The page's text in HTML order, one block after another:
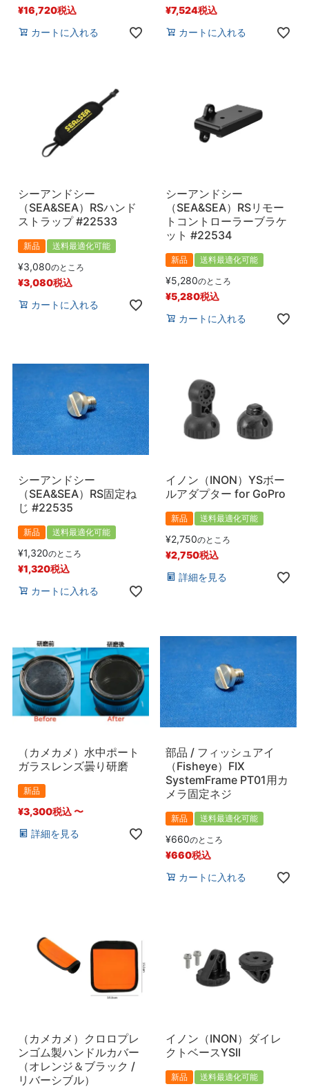
¥16,720税込
カートに入れる
¥7,524税込
カートに入れる
シーアンドシー
（SEA&SEA）RSハンド
ストラップ #22533
新品 送料最適化可能
¥3,080のところ
¥3,080税込
カートに入れる
シーアンドシー
（SEA&SEA）RSリモー
トコントローラーブラケ
ット #22534
新品 送料最適化可能
¥5,280のところ
¥5,280税込
カートに入れる
シーアンドシー
（SEA&SEA）RS固定ね
じ #22535
新品 送料最適化可能
¥1,320のところ
¥1,320税込
カートに入れる
イノン（INON）YSボー
ルアダプター for GoPro
新品 送料最適化可能
¥2,750のところ
¥2,750税込
詳細を見る
（カメカメ）水中ポート
ガラスレンズ曇り研磨
新品
¥3,300税込 〜
詳細を見る
部品 / フィッシュアイ
（Fisheye）FIX
SystemFrame PT01用カ
メラ固定ネジ
新品 送料最適化可能
¥660のところ
¥660税込
カートに入れる
（カメカメ）クロロプレ
ンゴム製ハンドルカバー
（オレンジ＆ブラック /
リバーシブル）
イノン（INON）ダイレ
クトベースYSII
新品 送料最適化可能